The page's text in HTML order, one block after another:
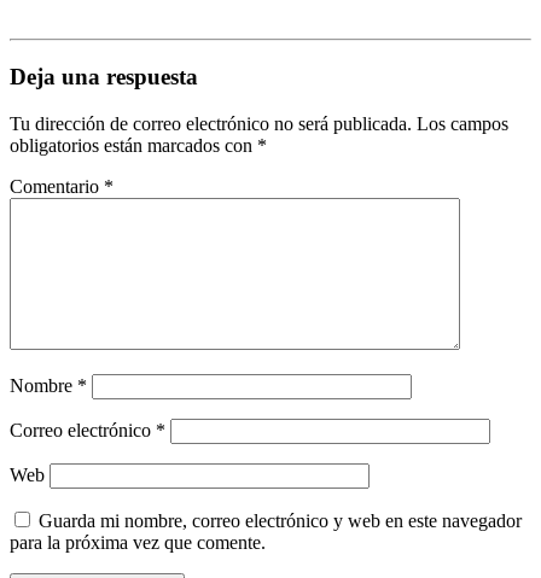
Deja una respuesta
Tu dirección de correo electrónico no será publicada. Los campos
obligatorios están marcados con *
Comentario *
Nombre *
Correo electrónico *
Web
Guarda mi nombre, correo electrónico y web en este navegador
para la próxima vez que comente.